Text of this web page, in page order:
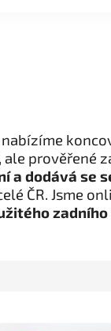
prověřené
a dodává se
ČR. Jsme